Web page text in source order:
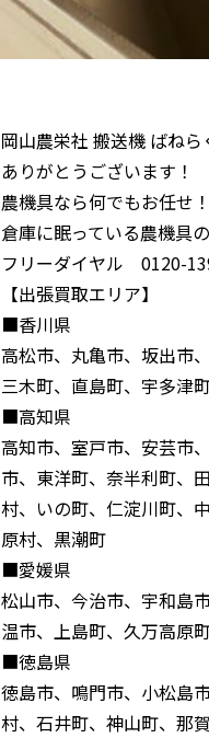
岡山農栄社 搬送機 ばねら
ありがとうございます！
農機具なら何でもお任せ！
倉庫に眠っている農機具
フリーダイヤル 0120-
【出張買取エリア】
■香川県
高松市、丸亀市、坂出市
三木町、直島町、宇多津
■高知県
高知市、室戸市、安芸市
市、東洋町、奈半利町、
村、いの町、仁淀川町、
原村、黒潮町
■愛媛県
松山市、今治市、宇和島
温市、上島町、久万高原
■徳島県
徳島市、鳴門市、小松島
村、石井町、神山町、那